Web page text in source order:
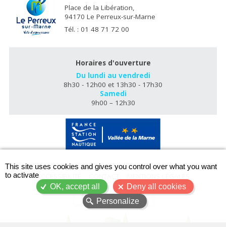
Place de la Libération,
94170 Le Perreux-sur-Marne
Tél. : 01 48 71 72 00
Horaires d'ouverture
Du lundi au vendredi
8h30 - 12h00 et 13h30 - 17h30
Samedi
9h00 – 12h30
ACCESSIBILITÉ
PLAN DU SITE
This site uses cookies and gives you control over what you want
to activate
OK, accept all
Deny all cookies
Personalize